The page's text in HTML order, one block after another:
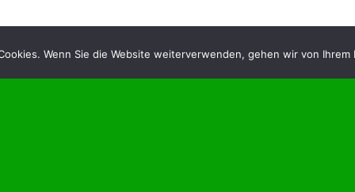
Wenn Sie die Website weiterverwenden, gehen wir von Ihrem